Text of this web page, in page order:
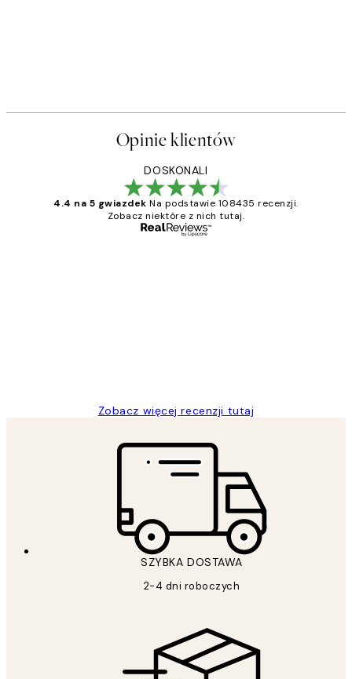
Opinie klientów
DOSKONALI
4.4 na 5 gwiazdek Na podstawie 108435 recenzji.
Zobacz niektóre z nich tutaj.
Zobacz więcej recenzji tutaj
SZYBKA DOSTAWA
2-4 dni roboczych